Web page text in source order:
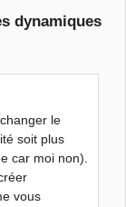
dynamiques
le
soit plus
car moi non).
vous